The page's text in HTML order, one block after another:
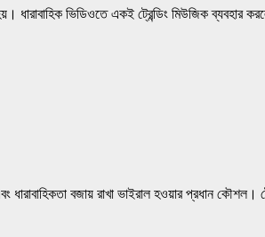
ভিডিওতে একই ট্রেন্ডিং মিউজিক ব্যবহার
ধারাবাহিকতা বজায় রাখা ভাইরাল হওয়ার প্রধান